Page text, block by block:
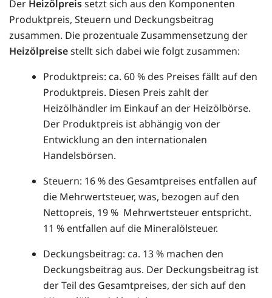
Der Heizölpreissetzt sich aus den Komponenten
Produktpreis, Steuern und Deckungsbeitrag
zusammen. Die prozentuale Zusammensetzung der
Heizölpreisestellt sich dabei wie folgt zusammen:
Produktpreis: ca. 60 % des Preises fällt auf den
Produktpreis. Diesen Preis zahlt der
Heizölhändler im Einkauf an der Heizölbörse.
Der Produktpreis ist abhängig von der
Entwicklung an den internationalen
Handelsbörsen.
Steuern: 16 % des Gesamtpreises entfallen auf
die Mehrwertsteuer, was, bezogen auf den
Nettopreis, 19 % Mehrwertsteuer entspricht.
11 % entfallen auf die Mineralölsteuer.
Deckungsbeitrag: ca. 13 % machen den
Deckungsbeitrag aus. Der Deckungsbeitrag ist
der Teil des Gesamtpreises, der sich auf den